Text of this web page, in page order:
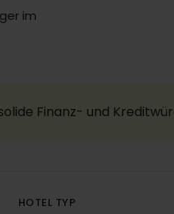
im
Finanz- und
HOTEL TYP